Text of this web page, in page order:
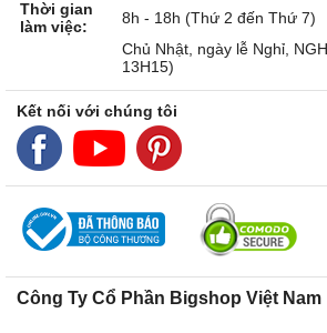
Thời gian
làm việc:
8h - 18h (Thứ 2 đến Thứ 7)
Chủ Nhật, ngày lễ Nghỉ,
13H15)
Kết nối với chúng tôi
Công Ty Cổ Phần Bigshop Việt Nam